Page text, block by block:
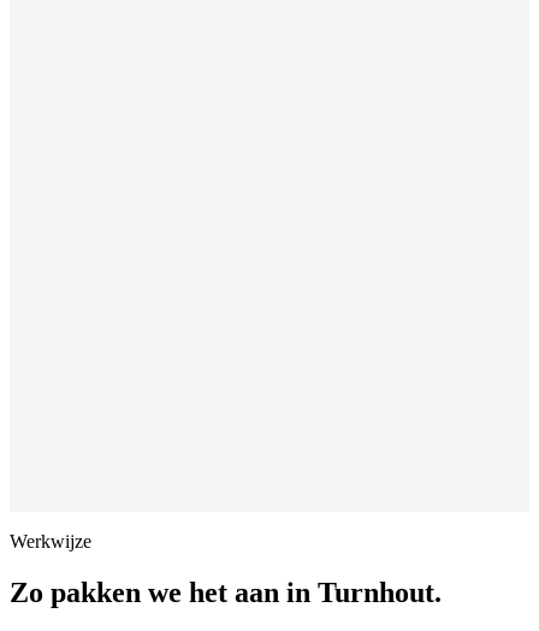
Werkwijze
Zo pakken we het aan in Turnhout.